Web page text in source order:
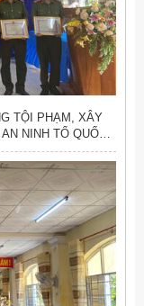
TỘI PHẠM, XÂY
NINH TỔ QUỐC